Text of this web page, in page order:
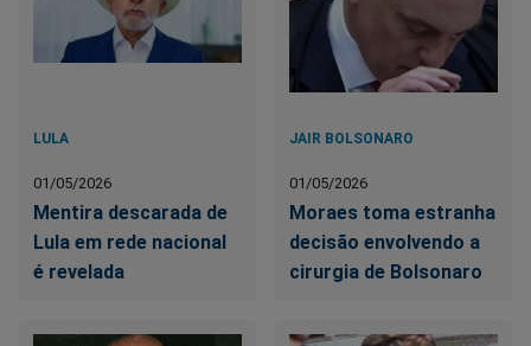
LULA
01/05/2026
Mentira descarada de
Lula em rede nacional
é revelada
JAIR BOLSONARO
01/05/2026
Moraes toma estranha
decisão envolvendo a
cirurgia de Bolsonaro